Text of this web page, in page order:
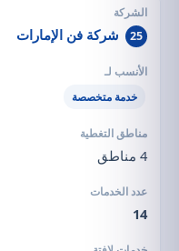
25 شركة فن الإمارات
خدمة متخصصة
4 مناطق
14